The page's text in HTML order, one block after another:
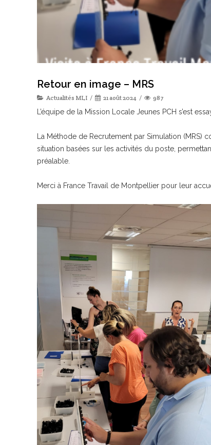
Retour en image – MRS
Actualités MLI 21 août 2024 987
L’équipe de la Mission Locale Jeunes PCH s’est
La Méthode de Recrutement par Simulation (MRS)
situation basées sur les activités du poste,
préalable.
Merci à France Travail de Montpellier pour leur